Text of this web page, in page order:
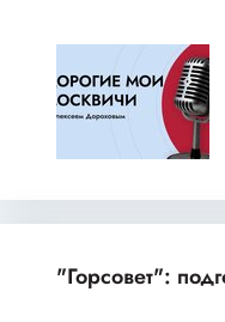
"Горсовет":